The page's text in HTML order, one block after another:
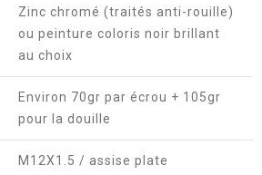
Zinc chromé (traités anti-rouille)
ou peinture coloris noir brillant
au choix
Environ 70gr par écrou + 105gr
pour la douille
M12X1.5 / assise plate